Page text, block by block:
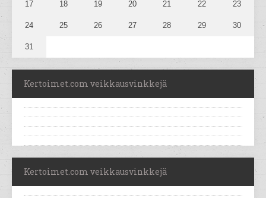
17 18 19 20 21 22 23
24 25 26 27 28 29 30
31
Kertoimet.com veikkausvinkkejä
Kertoimet.com veikkausvinkkejä